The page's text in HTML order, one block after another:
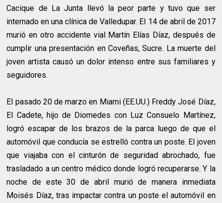
Cacique de La Junta llevó la peor parte y tuvo que ser
internado en una clínica de Valledupar. El 14 de abril de 2017
murió en otro accidente vial Martín Elías Díaz, después de
cumplir una presentación en Coveñas, Sucre. La muerte del
joven artista causó un dolor intenso entre sus familiares y
seguidores.
El pasado 20 de marzo en Miami (EE.UU.) Freddy José Díaz,
El Cadete, hijo de Diomedes con Luz Consuelo Martínez,
logró escapar de los brazos de la parca luego de que el
automóvil que conducía se estrelló contra un poste. El joven
que viajaba con el cinturón de seguridad abrochado, fue
trasladado a un centro médico donde logró recuperarse. Y la
noche de este 30 de abril murió de manera inmediata
Moisés Díaz, tras impactar contra un poste el automóvil en